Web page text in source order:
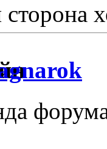
сторона